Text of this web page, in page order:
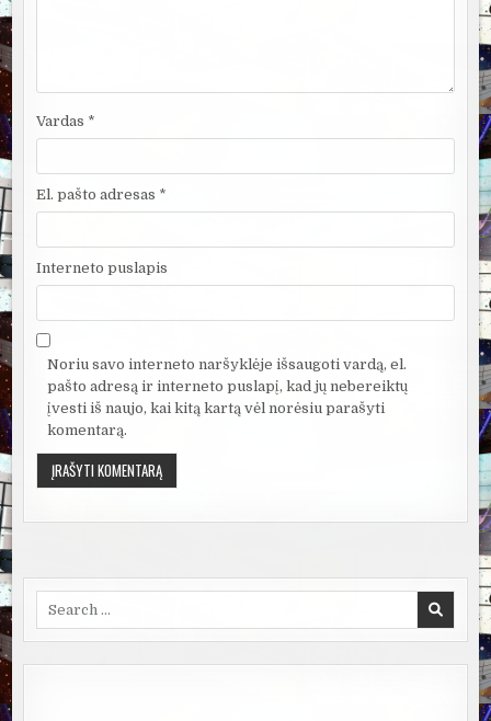
Vardas *
El. pašto adresas *
Interneto puslapis
Noriu savo interneto naršyklėje išsaugoti vardą, el.
pašto adresą ir interneto puslapį, kad jų nebereiktų
įvesti iš naujo, kai kitą kartą vėl norėsiu parašyti
komentarą.